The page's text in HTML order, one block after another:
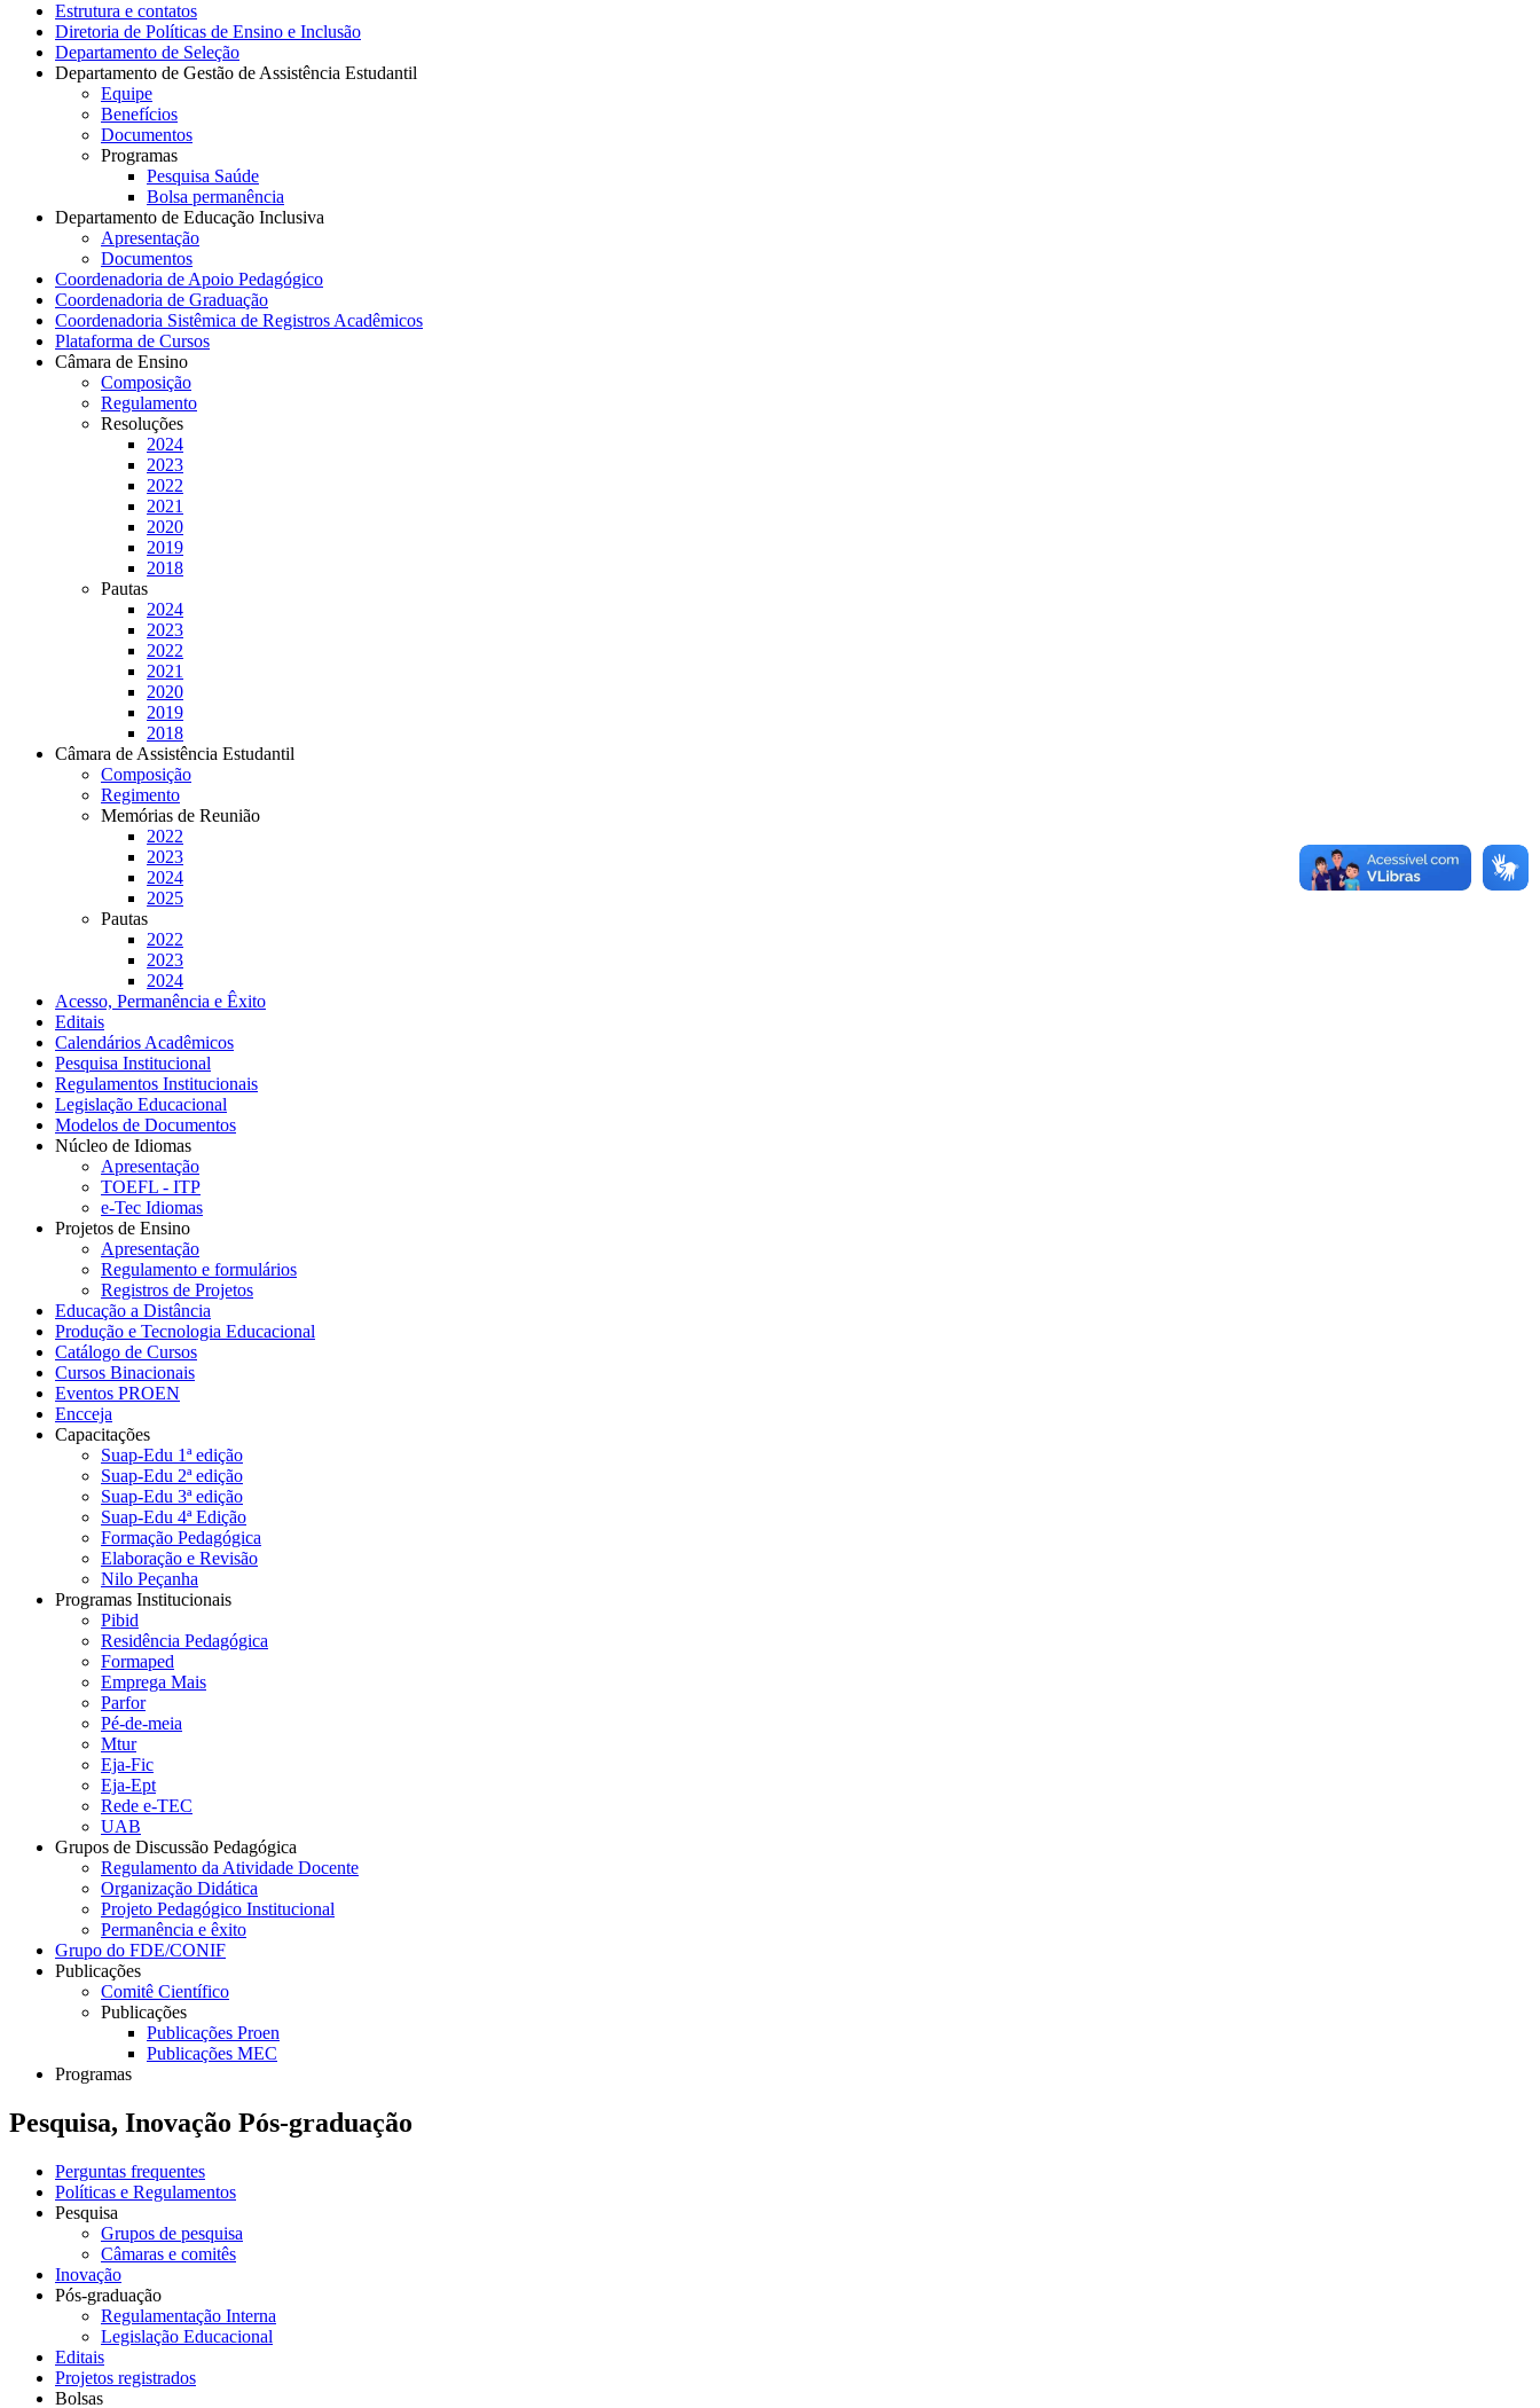
Estrutura e contatos
Diretoria de Políticas de Ensino e Inclusão
Departamento de Seleção
Departamento de Gestão de Assistência Estudantil
Equipe
Benefícios
Documentos
Programas
Pesquisa Saúde
Bolsa permanência
Departamento de Educação Inclusiva
Apresentação
Documentos
Coordenadoria de Apoio Pedagógico
Coordenadoria de Graduação
Coordenadoria Sistêmica de Registros Acadêmicos
Plataforma de Cursos
Câmara de Ensino
Composição
Regulamento
Resoluções
2024
2023
2022
2021
2020
2019
2018
Pautas
2024
2023
2022
2021
2020
2019
2018
Câmara de Assistência Estudantil
Composição
Regimento
Memórias de Reunião
2022
2023
2024
2025
Pautas
2022
2023
2024
Acesso, Permanência e Êxito
Editais
Calendários Acadêmicos
Pesquisa Institucional
Regulamentos Institucionais
Legislação Educacional
Modelos de Documentos
Núcleo de Idiomas
Apresentação
TOEFL - ITP
e-Tec Idiomas
Projetos de Ensino
Apresentação
Regulamento e formulários
Registros de Projetos
Educação a Distância
Produção e Tecnologia Educacional
Catálogo de Cursos
Cursos Binacionais
Eventos PROEN
Encceja
Capacitações
Suap-Edu 1ª edição
Suap-Edu 2ª edição
Suap-Edu 3ª edição
Suap-Edu 4ª Edição
Formação Pedagógica
Elaboração e Revisão
Nilo Peçanha
Programas Institucionais
Pibid
Residência Pedagógica
Formaped
Emprega Mais
Parfor
Pé-de-meia
Mtur
Eja-Fic
Eja-Ept
Rede e-TEC
UAB
Grupos de Discussão Pedagógica
Regulamento da Atividade Docente
Organização Didática
Projeto Pedagógico Institucional
Permanência e êxito
Grupo do FDE/CONIF
Publicações
Comitê Científico
Publicações
Publicações Proen
Publicações MEC
Programas
Pesquisa, Inovação Pós-graduação
Perguntas frequentes
Políticas e Regulamentos
Pesquisa
Grupos de pesquisa
Câmaras e comitês
Inovação
Pós-graduação
Regulamentação Interna
Legislação Educacional
Editais
Projetos registrados
Bolsas